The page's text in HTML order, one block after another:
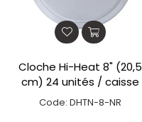
Cloche Hi-Heat 8" (20,5
cm) 24 unités / caisse
Code: DHTN-8-NR